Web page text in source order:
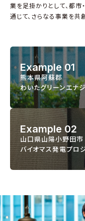
業を足掛かりとして、都
通じて、さらなる事業を共
Example 01
熊本県阿蘇郡
わいたグリーンエナ
Example 02
山口県山陽小野田市
バイオマス発電プロ